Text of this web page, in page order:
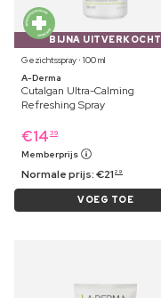
BIJNA UITVERKOCHT
Gezichtsspray ⋅ 100 ml
A-Derma
Cutalgan Ultra-Calming
Refreshing Spray
€14 39
Memberprijs
Normale prijs:€21 29
VOEG TOE